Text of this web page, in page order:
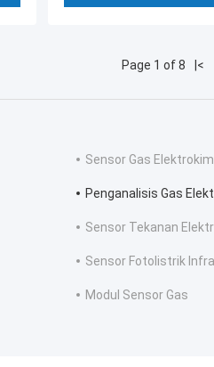
Page 1 of 8 |<
Sensor Gas
Penganalisis Gas
Sensor Tekanan
Sensor Fotolistrik
Modul Sensor Gas